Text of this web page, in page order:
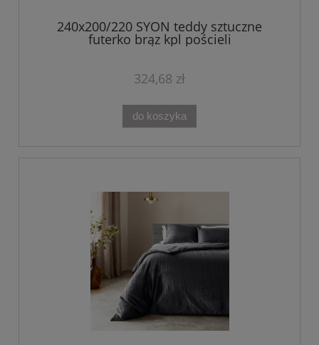
240x200/220 SYON teddy sztuczne
futerko brąz kpl pościeli
324,68 zł
do koszyka